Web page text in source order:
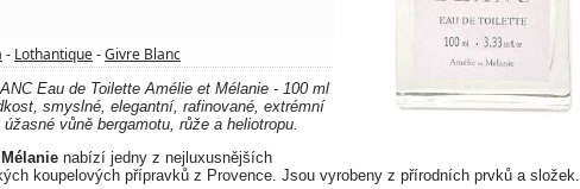
- Lothantique - Givre Blanc
Eau de Toilette Amélie et Mélanie - 100 ml
smyslné, elegantní, rafinované, extrémní
vůně bergamotu, růže a heliotropu.
nabízí jedny z nejluxusnějších
koupelových přípravků z Provence. Jsou vyrobeny z přírodních prvků a složek.